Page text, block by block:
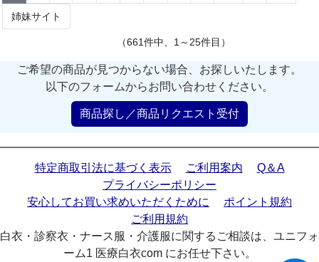
姉妹サイト
（661件中、1～25件目）
ご希望の商品が見つからない場合、お探しいたします。
以下のフォームからお問い合わせください。
商品探し／商品リクエスト受付
特定商取引法に基づく表示 ご利用案内
Q＆A
プライバシーポリシー
安心してお買い求めいただくために
ポイント規約
ご利用規約
白衣・診察衣・ナース服・介護服に関するご相談は、ユニフォ
ーム1 医療白衣com にお任せ下さい。